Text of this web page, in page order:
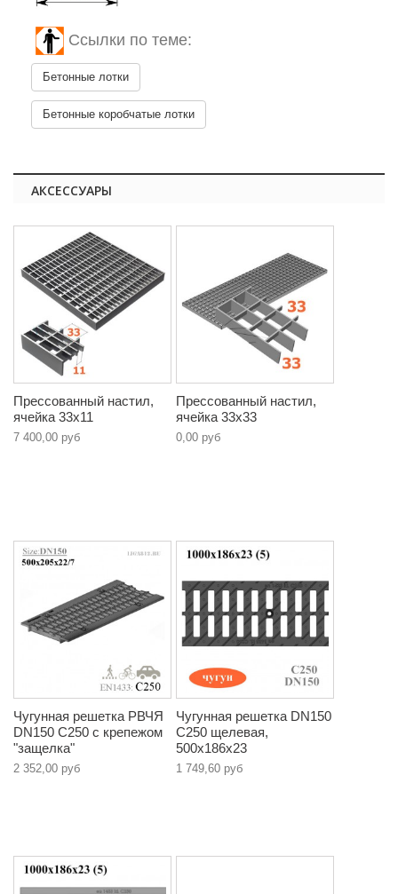
Ссылки по теме:
Бетонные лотки
Бетонные коробчатые лотки
АКСЕССУАРЫ
Прессованный настил,
ячейка 33х11
7 400,00 руб
Прессованный настил,
ячейка 33х33
0,00 руб
Чугунная решетка РВЧЯ
DN150 C250 с крепежом
"защелка"
2 352,00 руб
Чугунная решетка DN150
C250 щелевая,
500х186х23
1 749,60 руб